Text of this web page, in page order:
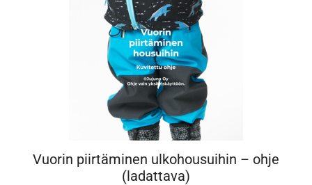
Vuorin piirtäminen ulkohousuihin – ohje
(ladattava)